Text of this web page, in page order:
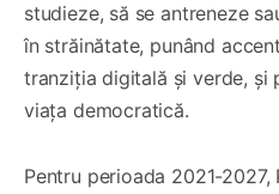
studieze, să se antreneze
în străinătate, punând
tranziția digitală și verde, și
viața democratică.
Pentru perioada 2021-2027,